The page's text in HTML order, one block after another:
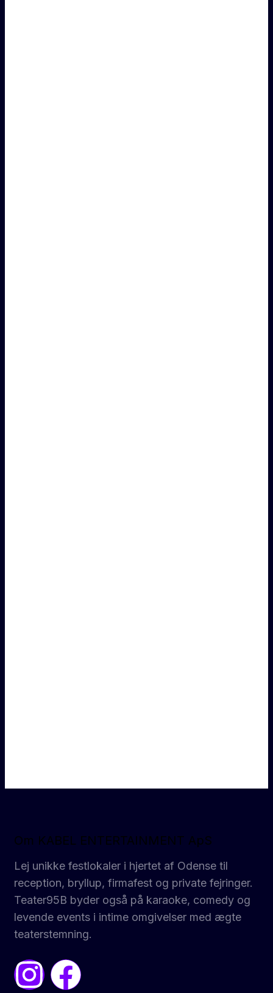
Om KABEL ENTERTAINMENT ApS
Lej unikke festlokaler i hjertet af Odense til
reception, bryllup, firmafest og private fejringer.
Teater95B byder også på karaoke, comedy og
levende events i intime omgivelser med ægte
teaterstemning.